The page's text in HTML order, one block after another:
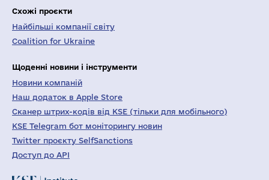
Схожі проєкти
Найбільші компанії світу
Coalition for Ukraine
Щоденні новини і інструменти
Новини компаній
Наш додаток в Apple Store
Сканер штрих-кодів від KSE (тільки для мобільного)
KSE Telegram бот моніторингу новин
Twitter проєкту SelfSanctions
Доступ до API